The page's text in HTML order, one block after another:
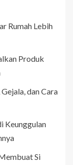
Rumah Lebih
Produk
dan Cara
Keunggulan
Si